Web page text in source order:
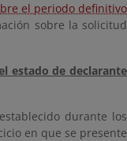
el periodo definitivo
sobre la solicitud
estado de declarante
durante los
en que se presente